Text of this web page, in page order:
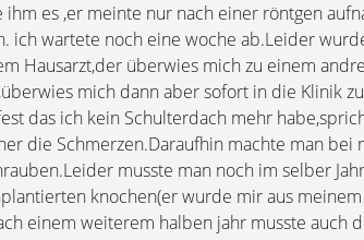
es ,er meinte nur nach einer röntgen
ich wartete noch eine woche ab.Leider
Hausarzt,der überwies mich zu einem
mich dann aber sofort in die Klinik zu
das ich kein Schulterdach mehr
die Schmerzen.Daraufhin machte man bei
musste man noch im selber
knochen(er wurde mir aus meinem
einem weiterem halben jahr musste auch